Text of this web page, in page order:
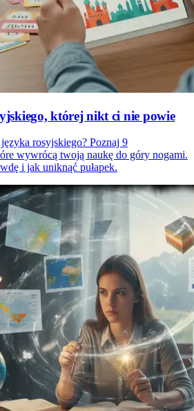
której nikt ci nie powie
rosyjskiego? Poznaj 9
wywrócą twoją naukę do góry nogami.
i jak uniknąć pułapek.